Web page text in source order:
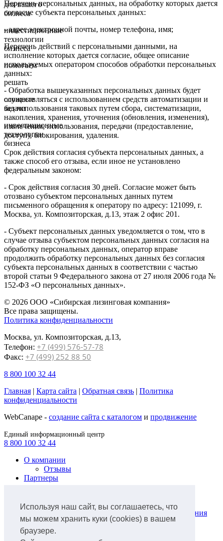
Используя наш сайт, вы соглашаетесь, что
мы можем хранить куки (cookies) в вашем
браузере.
для вашего
бизнеса
инвестиционные
технологии
бизнеса
помогаем
решать
сложные
задачи
инвестиционные
технологии
бизнеса
Перечень персональных данных, на обработку которых дается
согласие субъекта персональных данных:
- адрес электронной почты, номер телефона, имя;
Перечень действий с персональными данными, на
исполнение которых дается согласие, общее описание
используемых оператором способов обработки персональных
данных:
- Обработка вышеуказанных персональных данных будет
осуществляться с использованием средств автоматизации и
без использования таковых путем сбора, систематизации,
накопления, хранения, уточнения (обновления, изменения),
извлечения, использования, передачи (предоставление,
доступ), блокирования, удаления.
Срок действия согласия субъекта персональных данных, а
также способ его отзыва, если иное не установлено
федеральным законом:
- Срок действия согласия 30 дней. Согласие может быть
отозвано субъектом персональных данных путем
письменного обращения к оператору по адресу: 121099, г.
Москва, ул. Композиторская, д.13, этаж 2 офис 201.
- Субъект персональных данных уведомляется о том, что в
случае отзыва субъектом персональных данных согласия на
обработку персональных данных, оператор вправе
продолжить обработку персональных данных без согласия
субъекта персональных данных в соответствии с частью
второй статьи 9 Федерального закона от 27 июля 2006 года №
152-ФЗ «О персональных данных».
© 2026 ООО «Сибирская лизинговая компания»
Все права защищены.
Политика конфиденциальности
Москва, ул. Композиторская, д.13,
Телефон: +7 (499) 576-57-78
Факс: +7 (499) 252 88 50
8 800 100 32 44
Главная | Карта сайта | Обратная связь | Политика
конфиденциальности
WebCanape - создание сайта с каталогом и продвижение
Единый информационный центр
8 800 100 32 44
О компании
Отзывы
Партнеры
Лизинг легкового автотранспорта
Лизинг коммунальной техники и оборудования
для ЖКХ
Лизинг грузового автотранспорта